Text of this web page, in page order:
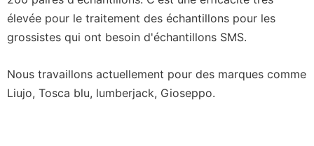
élevée pour le traitement des échantillons pour les
grossistes qui ont besoin d'échantillons SMS.
Nous travaillons actuellement pour des marques comme
Liujo, Tosca blu, lumberjack, Gioseppo.